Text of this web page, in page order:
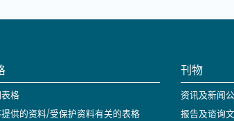
格
供的资料/受保护资料有关的表格
刊物
资讯及新闻
报告及谘询